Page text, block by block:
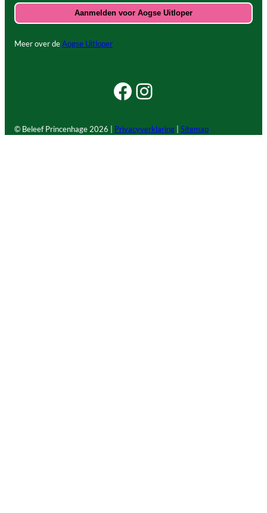
Meer over deAogse Uitloper
Facebook Beleef Princenhage
Instagram Beleef Princenhage
© Beleef Princenhage 2026 | Privacyverklaring | Sitemap